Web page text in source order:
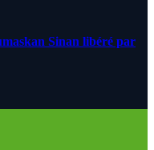
Sinan libéré par